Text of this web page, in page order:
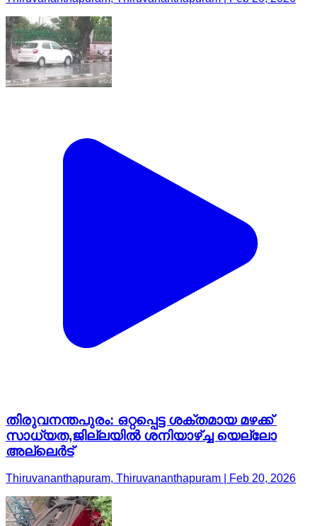
തിരുവനന്തപുരം: ഒറ്റപ്പെട്ട ശക്തമായ മഴക്ക്
സാധ്യത,ജില്ലയിൽ ശനിയാഴ്ച്ച യെല്ലോ
അല്ലെർട്
Thiruvananthapuram, Thiruvananthapuram | Feb 20, 2026